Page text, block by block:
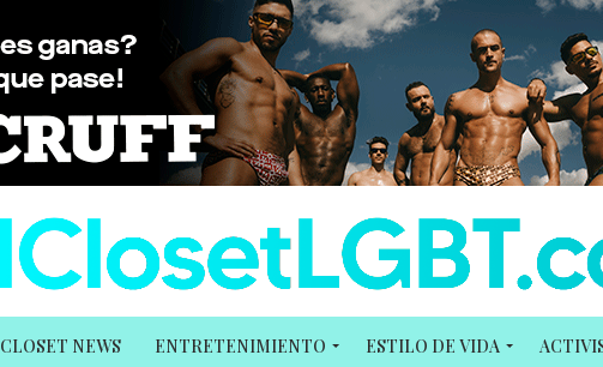
CLOSET NEWS ENTRETENIMIENTO ESTILO DE VIDA